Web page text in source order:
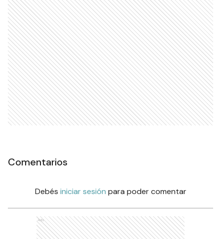
Comentarios
Debés iniciar sesión para poder comentar
Ads